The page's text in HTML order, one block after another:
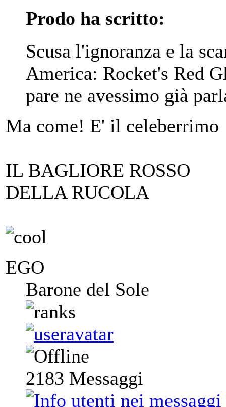
Prodo ha scritto:
Scusa l'ignoranza e la
America: Rocket's Red
pare ne avessimo già
Ma come! E' il celeberrimo
IL BAGLIORE ROSSO
DELLA RUCOLA
EGO
Barone del Sole
2183 Messaggi